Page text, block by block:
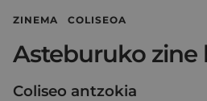
ZINEMA COLISEOA
Asteburuko zine
Coliseo antzokia